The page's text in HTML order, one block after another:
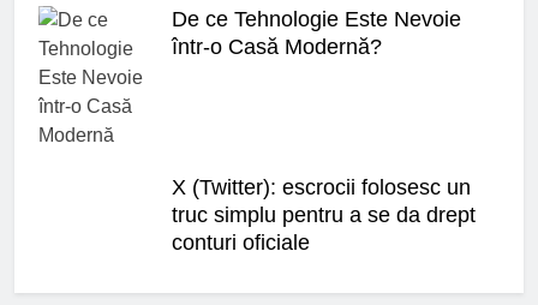
De ce Tehnologie Este Nevoie
într-o Casă Modernă?
X (Twitter): escrocii folosesc un
truc simplu pentru a se da drept
conturi oficiale